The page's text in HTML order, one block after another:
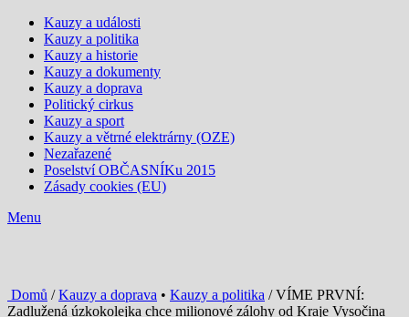
Kauzy a události
Kauzy a politika
Kauzy a historie
Kauzy a dokumenty
Kauzy a doprava
Politický cirkus
Kauzy a sport
Kauzy a větrné elektrárny (OZE)
Nezařazené
Poselství OBČASNÍKu 2015
Zásady cookies (EU)
Menu
Domů /Kauzy a doprava • Kauzy a politika / VÍME PRVNÍ:
Zadlužená úzkokolejka chce milionové zálohy od Kraje Vysočina